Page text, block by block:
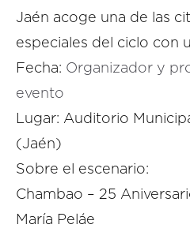
Jaén acoge una de las
especiales del ciclo con
Fecha: Organizador y
evento
Lugar: Auditorio
(Jaén)
Sobre el escenario:
Chambao – 25
María Peláe